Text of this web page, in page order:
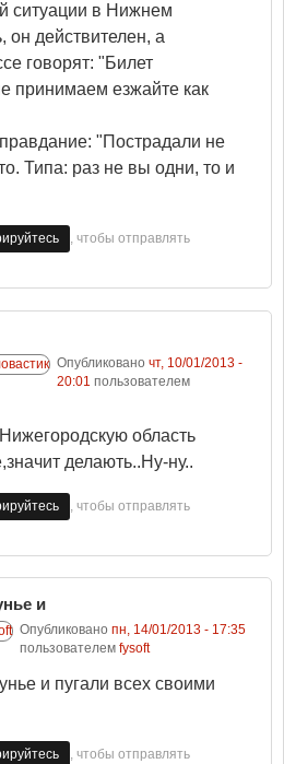
ситуации в Нижнем
он действителен, а
говорят: "Билет
принимаем езжайте как
"Пострадали не
Типа: раз не вы одни, то и
, чтобы отправлять
Опубликовано чт, 10/01/2013 -
20:01 пользователем
область
делають..Ну-ну..
, чтобы отправлять
и
Опубликовано пн, 14/01/2013 - 17:35
пользователем fysoft
и пугали всех своими
, чтобы отправлять